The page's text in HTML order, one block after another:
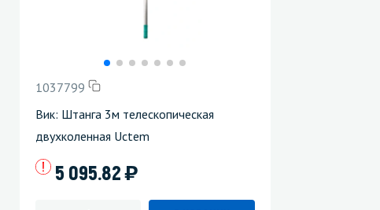
1037799
Вик: Штанга 3м телескопическая
двухколенная Uctem
5 095.82)